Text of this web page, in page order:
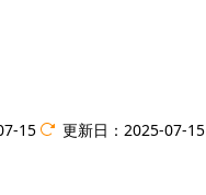
15 更新日： 2025-07-15